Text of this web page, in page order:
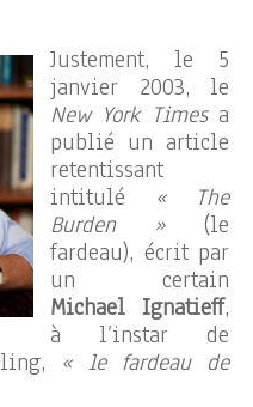
Justement, le 5
janvier 2003, le
New York Timesa
publié un article
retentissant
intitulé « The
Burden » (le
fardeau), écrit par
un certain
Michael Ignatieff,
à l’instar de
« le fardeau de